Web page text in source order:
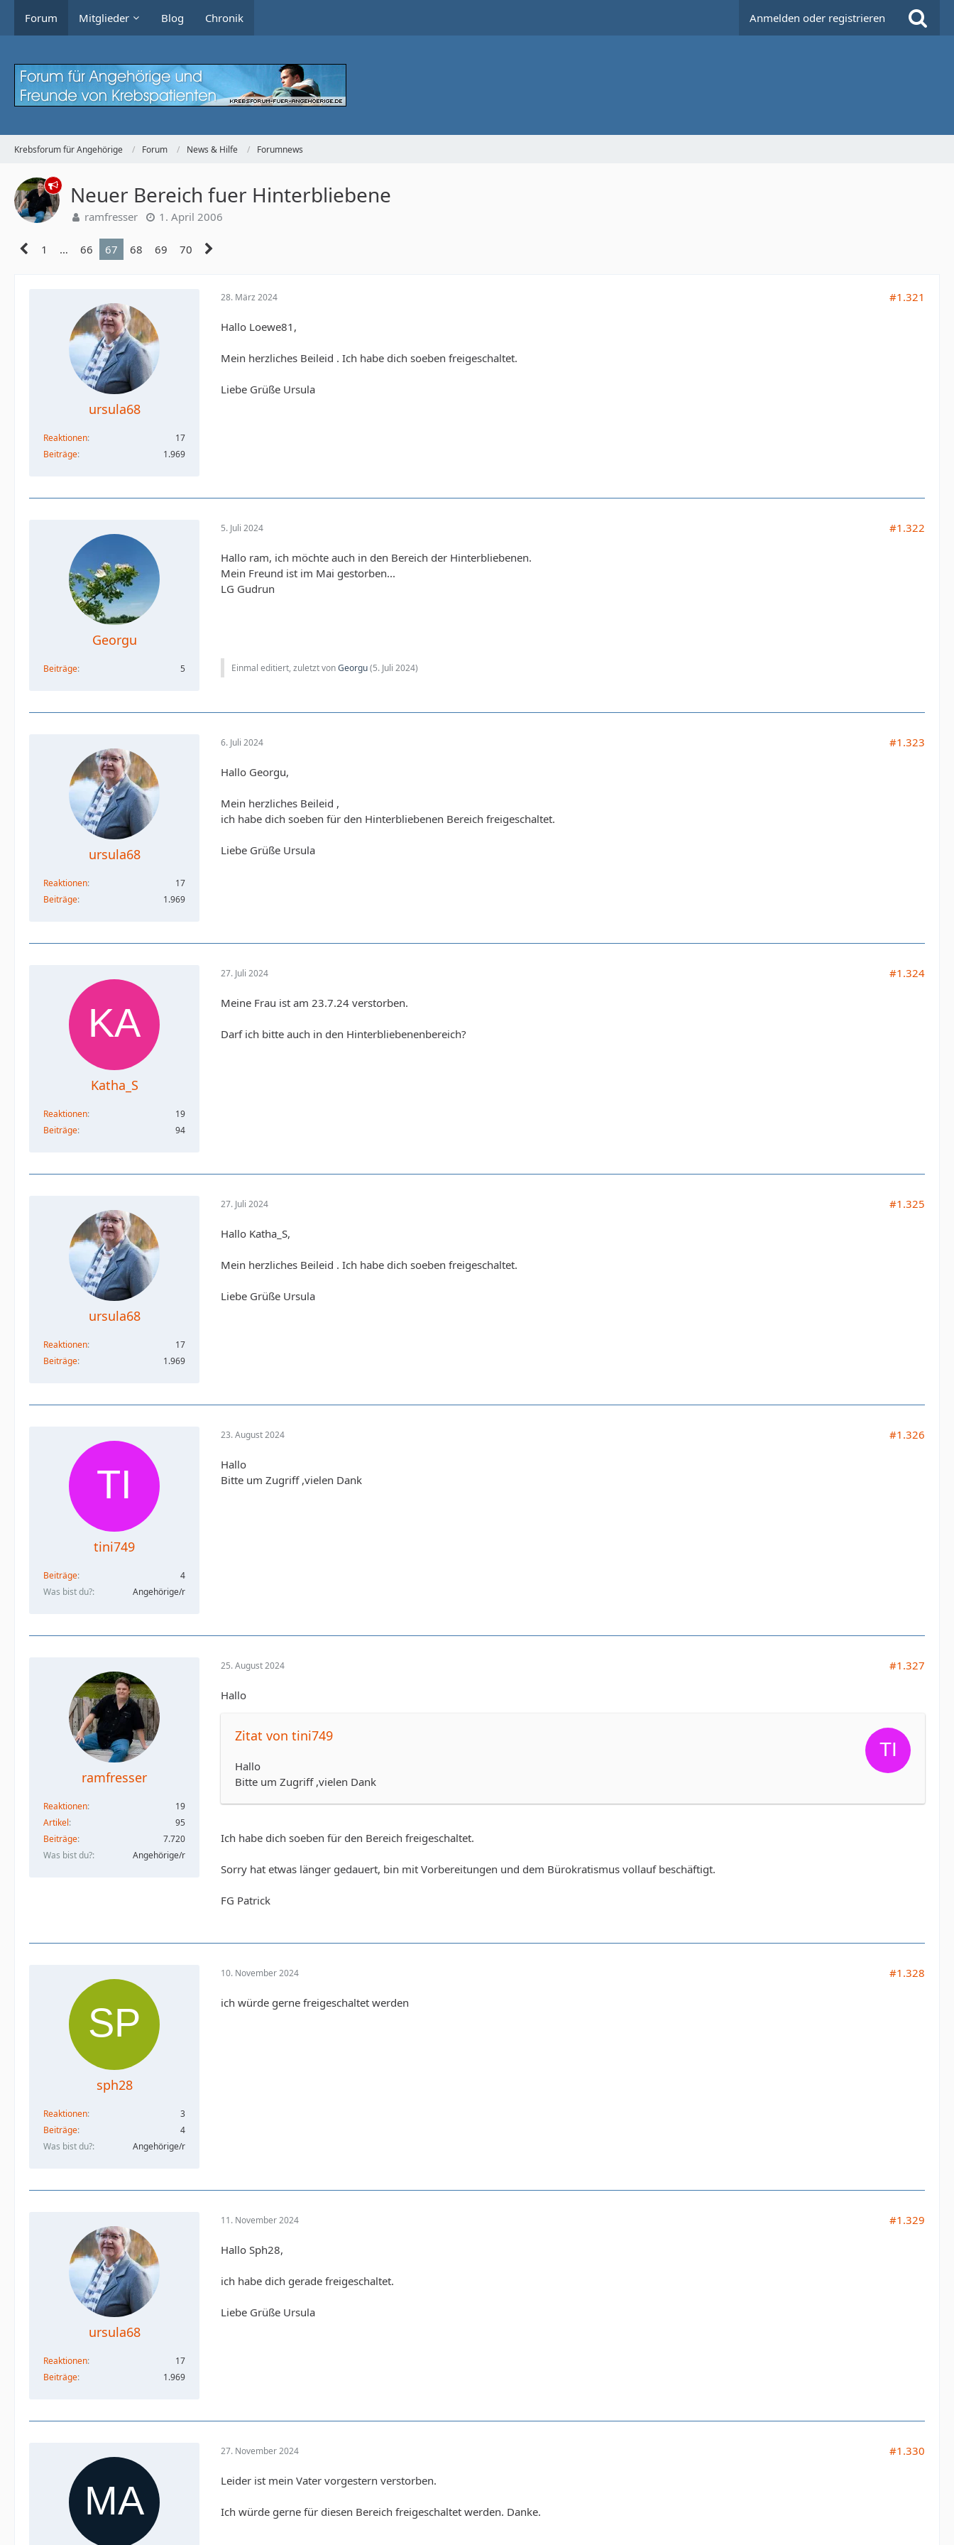
Forum Mitglieder Blog Chronik Anmelden oder registrieren
Krebsforum für Angehörige Forum News & Hilfe Forumnews
Neuer Bereich fuer Hinterbliebene
ramfresser 1. April 2006
1 … 66 67 68 69 70
ursula68
Reaktionen
17
Beiträge
1.969
28. März 2024 #1.321
Hallo Loewe81,
Mein herzliches Beileid . Ich habe dich soeben freigeschaltet.
Liebe Grüße Ursula
Georgu
Beiträge 5
5. Juli 2024 #1.322
Hallo ram, ich möchte auch in den Bereich der Hinterbliebenen.
Mein Freund ist im Mai gestorben...
LG Gudrun
Einmal editiert, zuletzt vonGeorgu(5. Juli 2024)
ursula68
Reaktionen
17
Beiträge
1.969
6. Juli 2024 #1.323
Hallo Georgu,
Mein herzliches Beileid ,
ich habe dich soeben für den Hinterbliebenen Bereich freigeschaltet.
Liebe Grüße Ursula
Katha_S
Reaktionen
19
Beiträge
94
27. Juli 2024 #1.324
Meine Frau ist am 23.7.24 verstorben.
Darf ich bitte auch in den Hinterbliebenenbereich?
ursula68
Reaktionen
17
Beiträge
1.969
27. Juli 2024 #1.325
Hallo Katha_S,
Mein herzliches Beileid . Ich habe dich soeben freigeschaltet.
Liebe Grüße Ursula
tini749
Beiträge
4
Was bist du?
Angehörige/r
23. August 2024 #1.326
Hallo
Bitte um Zugriff ,vielen Dank
ramfresser
Reaktionen
19
Artikel
95
Beiträge
7.720
Was bist du?
Angehörige/r
25. August 2024 #1.327
Hallo
Zitat von tini749
Hallo
Bitte um Zugriff ,vielen Dank
Ich habe dich soeben für den Bereich freigeschaltet.
Sorry hat etwas länger gedauert, bin mit Vorbereitungen und dem Bürokratismus vollauf beschäftigt.
FG Patrick
sph28
Reaktionen
3
Beiträge
4
Was bist du?
Angehörige/r
10. November 2024 #1.328
ich würde gerne freigeschaltet werden
ursula68
Reaktionen
17
Beiträge
1.969
11. November 2024 #1.329
Hallo Sph28,
ich habe dich gerade freigeschaltet.
Liebe Grüße Ursula
27. November 2024 #1.330
Leider ist mein Vater vorgestern verstorben.
Ich würde gerne für diesen Bereich freigeschaltet werden. Danke.